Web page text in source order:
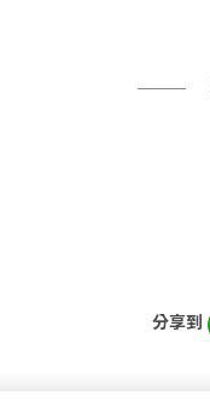
分享到